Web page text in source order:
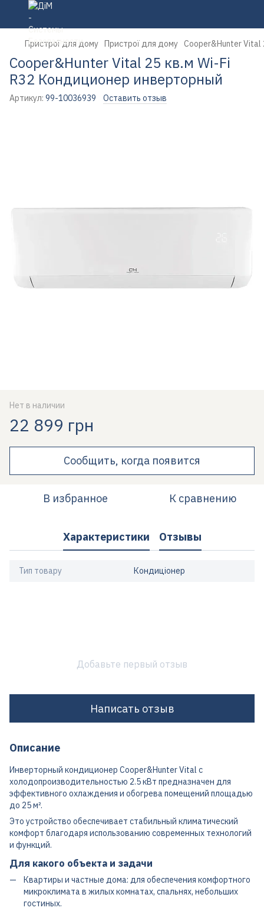
Пристрої для дому Пристрої для дому Cooper&Hunter Vital
Cooper&Hunter Vital 25 кв.м Wi-Fi
R32 Кондиционер инверторный
Артикул: 99-10036939 Оставить отзыв
Нет в наличии
22 899 грн
Сообщить, когда появится
В избранное К сравнению
Характеристики Отзывы
Тип товару Кондиціонер
Добавьте первый отзыв
Написать отзыв
Описание
Инверторный кондиционер Cooper&Hunter Vital с
холодопроизводительностью 2.5 кВт предназначен для
эффективного охлаждения и обогрева помещений площадью
до 25 м².
Это устройство обеспечивает стабильный климатический
комфорт благодаря использованию современных технологий
и функций.
Для какого объекта и задачи
Квартиры и частные дома: для обеспечения комфортного
микроклимата в жилых комнатах, спальнях, небольших
гостиных.